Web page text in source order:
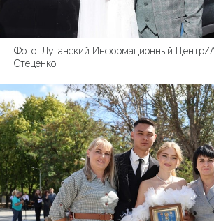
Фото: Луганский Информационный Центр/
Стеценко